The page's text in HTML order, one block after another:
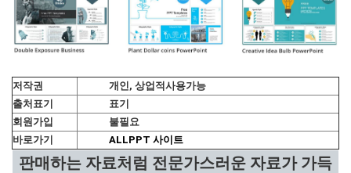
저작권
개인, 상업적사용가능
출처표기
표기
회원가입
불필요
바로가기
ALLPPT 사이트
판매하는 자료처럼 전문가스러운 자료가 가득